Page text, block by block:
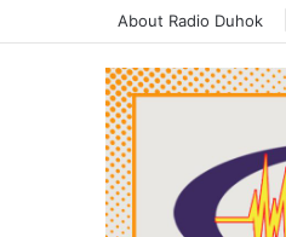
About Radio Duhok